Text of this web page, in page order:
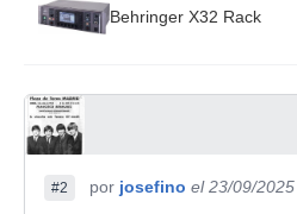
Behringer X32 Rack
#2 por josefino el 23/09/2025